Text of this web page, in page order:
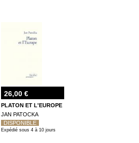
26,00 €
PLATON ET L'EUROPE
JAN PATOCKA
DISPONIBLE
Expédié sous 4 à 10 jours